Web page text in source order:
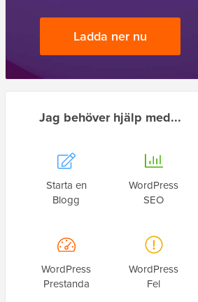
Ladda ner nu
Jag behöver hjälp med...
Starta en
Blogg
WordPress
SEO
WordPress
Prestanda
WordPress
Fel